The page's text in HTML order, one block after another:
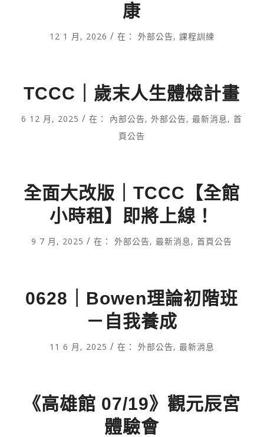
康
12 1 月, 2026 / 在： 外部公告, 課程訓練
TCCC｜歲末人生體檢計畫
6 12 月, 2025 / 在： 內部公告,外部公告,最新消息 ,首
頁公告
全面大改版｜TCCC【全館
小時租】即將上線！
9 7 月, 2025 / 在：外部公告,最新消息 ,首頁公告
0628｜Bowen理論初階班
－自我養成
11 6 月, 2025 / 在： 外部公告, 最新消息
《高雄館 07/19》觀元辰宮
體驗會